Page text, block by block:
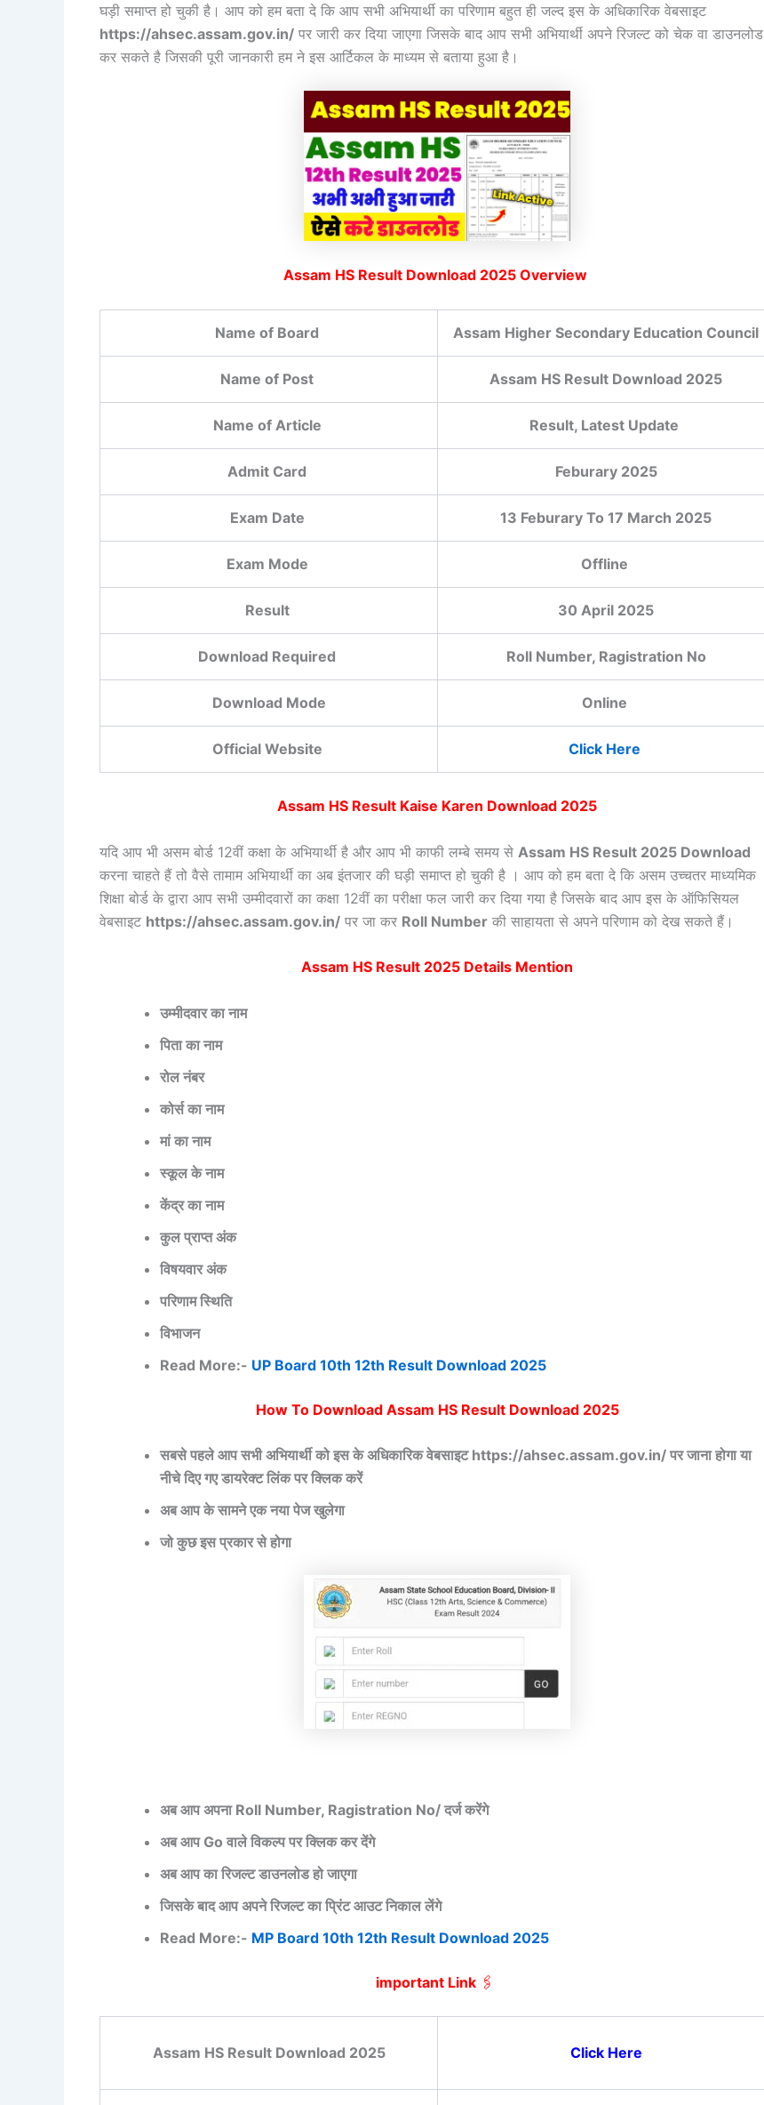
घड़ी समाप्त हो चुकी है। आप को हम बता दे कि आप सभी अभियार्थी का परिणाम बहुत ही जल्द इस के अधिकारिक वेबसाइट
https://ahsec.assam.gov.in/ पर जारी कर दिया जाएगा जिसके बाद आप सभी अभियार्थी अपने रिजल्ट को चेक वा डाउनलोड
कर सकते है जिसकी पूरी जानकारी हम ने इस आर्टिकल के माध्यम से बताया हुआ है।
Assam HS Result Download 2025 Overview
Name of Board Assam Higher Secondary Education Council
Name of Post Assam HS Result Download 2025
Name of Article Result, Latest Update
Admit Card Feburary 2025
Exam Date 13 Feburary To 17 March 2025
Exam Mode Offline
Result 30 April 2025
Download Required Roll Number, Ragistration No
Download Mode Online
Official Website Click Here
Assam HS Result Kaise Karen Download 2025
यदि आप भी असम बोर्ड 12वीं कक्षा के अभियार्थी है और आप भी काफी लम्बे समय से Assam HS Result 2025 Download
करना चाहते हैं तो वैसे तामाम अभियार्थी का अब इंतजार की घड़ी समाप्त हो चुकी है । आप को हम बता दे कि असम उच्चतर माध्यमिक
शिक्षा बोर्ड के द्वारा आप सभी उम्मीदवारों का कक्षा 12वीं का परीक्षा फल जारी कर दिया गया है जिसके बाद आप इस के ऑफिसियल
वेबसाइट https://ahsec.assam.gov.in/ पर जा कर Roll Number की साहायता से अपने परिणाम को देख सकते हैं।
Assam HS Result 2025 Details Mention
उम्मीदवार का नाम
पिता का नाम
रोल नंबर
कोर्स का नाम
मां का नाम
स्कूल के नाम
केंद्र का नाम
कुल प्राप्त अंक
विषयवार अंक
परिणाम स्थिति
विभाजन
Read More:- UP Board 10th 12th Result Download 2025
How To Download Assam HS Result Download 2025
सबसे पहले आप सभी अभियार्थी को इस के अधिकारिक वेबसाइट https://ahsec.assam.gov.in/ पर जाना होगा या
नीचे दिए गए डायरेक्ट लिंक पर क्लिक करें
अब आप के सामने एक नया पेज खुलेगा
जो कुछ इस प्रकार से होगा
अब आप अपना Roll Number, Ragistration No/ दर्ज करेंगे
अब आप Go वाले विकल्प पर क्लिक कर देंगे
अब आप का रिजल्ट डाउनलोड हो जाएगा
जिसके बाद आप अपने रिजल्ट का प्रिंट आउट निकाल लेंगे
Read More:- MP Board 10th 12th Result Download 2025
important Link 🖇️
Assam HS Result Download 2025 Click Here